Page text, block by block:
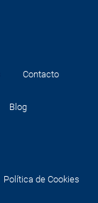
Contacto
Blog
Política de Cookies